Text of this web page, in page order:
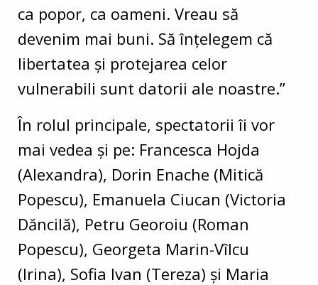
ca popor, ca oameni. Vreau să
devenim mai buni. Să înțelegem că
libertatea și protejarea celor
vulnerabili sunt datorii ale noastre.”
În rolul principale, spectatorii îi vor
mai vedea și pe: Francesca Hojda
(Alexandra), Dorin Enache (Mitică
Popescu), Emanuela Ciucan (Victoria
Dăncilă), Petru Georoiu (Roman
Popescu), Georgeta Marin-Vîlcu
(Irina), Sofia Ivan (Tereza) și Maria